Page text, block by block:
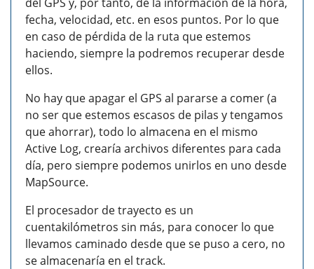
fecha, velocidad, etc. en esos puntos. Por lo que
en caso de pérdida de la ruta que estemos
haciendo, siempre la podremos recuperar desde
ellos.
No hay que apagar el GPS al pararse a comer (a
no ser que estemos escasos de pilas y tengamos
que ahorrar), todo lo almacena en el mismo
Active Log, crearía archivos diferentes para cada
día, pero siempre podemos unirlos en uno desde
MapSource.
El procesador de trayecto es un
cuentakilómetros sin más, para conocer lo que
llevamos caminado desde que se puso a cero, no
se almacenaría en el track.